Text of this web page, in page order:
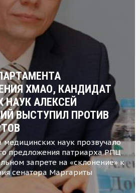
ХМАО, КАНДИДАТ
АЛЕКСЕЙ
ВЫСТУПИЛ ПРОТИВ
наук прозвучало
предложения патриарха РПЦ
запрете на «склонение» к
сенатора Маргариты